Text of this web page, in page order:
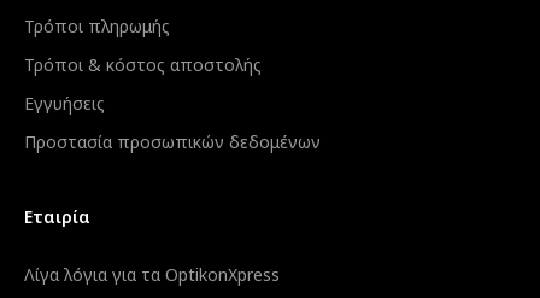
Τρόποι πληρωμής
Τρόποι & κόστος αποστολής
Εγγυήσεις
Προστασία προσωπικών δεδομένων
Εταιρία
Λίγα λόγια για τα OptikonXpress